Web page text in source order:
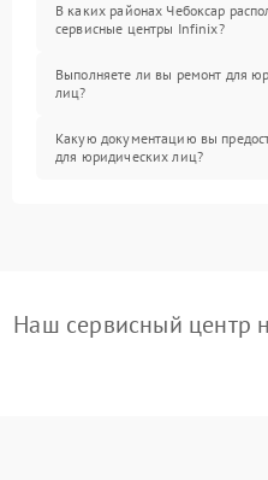
В каких районах Чебоксар
сервисные центры Infinix?
Выполняете ли вы ремонт для
лиц?
Какую документацию вы
для юридических лиц?
Наш сервисный центр